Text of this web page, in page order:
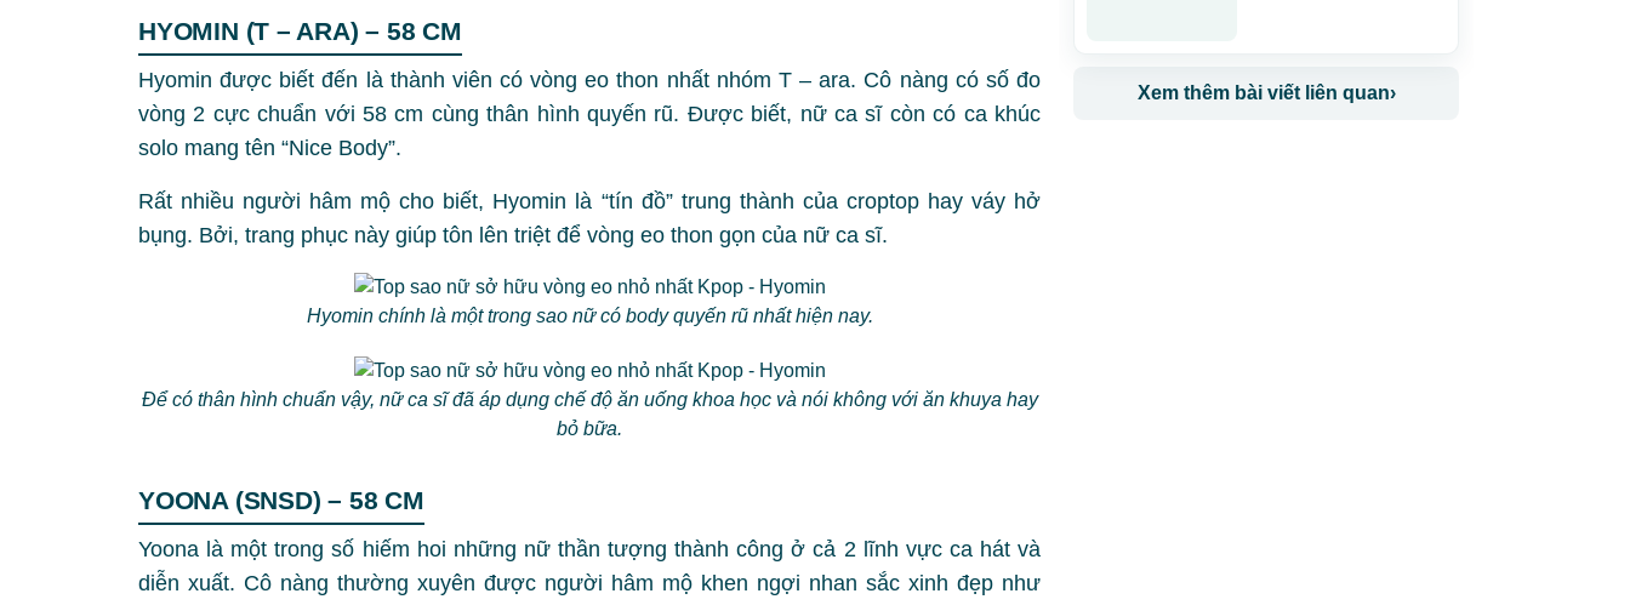
HYOMIN (T – ARA) – 58 CM
Hyomin được biết đến là thành viên có vòng eo thon nhất nhóm T – ara. Cô nàng có số đo
vòng 2 cực chuẩn với 58 cm cùng thân hình quyến rũ. Được biết, nữ ca sĩ còn có ca khúc
solo mang tên “Nice Body”.
Rất nhiều người hâm mộ cho biết, Hyomin là “tín đồ” trung thành của croptop hay váy hở
bụng. Bởi, trang phục này giúp tôn lên triệt để vòng eo thon gọn của nữ ca sĩ.
Hyomin chính là một trong sao nữ có body quyến rũ nhất hiện nay.
Để có thân hình chuẩn vậy, nữ ca sĩ đã áp dụng chế độ ăn uống khoa học và nói không với ăn khuya hay
bỏ bữa.
YOONA (SNSD) – 58 CM
Yoona là một trong số hiếm hoi những nữ thần tượng thành công ở cả 2 lĩnh vực ca hát và
diễn xuất. Cô nàng thường xuyên được người hâm mộ khen ngợi nhan sắc xinh đẹp như
Xem thêm bài viết liên quan›